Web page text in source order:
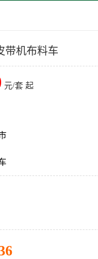
带机布料车
元/套 起